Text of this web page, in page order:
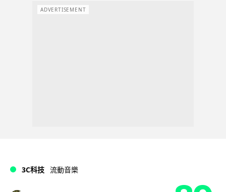
ADVERTISEMENT
3C科技 流動音樂